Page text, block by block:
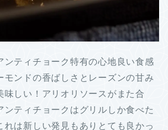
ンティチョーク特有の心地良い食感
モンドの香ばしさとレーズンの甘み
味しい！アリオリソースがまた合
ンティチョークはグリルしか食べた
れは新しい発見もありとても良かっ